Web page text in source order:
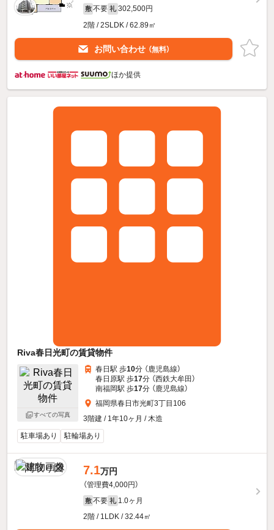
敷 不要 礼 302,500円
2階 / 2SLDK / 62.89㎡
お問い合わせ （無料）
ほか提供
Riva春日光町の賃貸物件
すべての写真
春日駅 歩10分 （鹿児島線）
春日原駅 歩17分 （西鉄大牟田）
南福岡駅 歩17分 （鹿児島線）
福岡県春日市光町3丁目106
3階建 / 1年10ヶ月 / 木造
駐車場あり
駐輪場あり
7.1万円
（管理費4,000円）
敷 不要 礼 1.0ヶ月
2階 / 1LDK / 32.44㎡